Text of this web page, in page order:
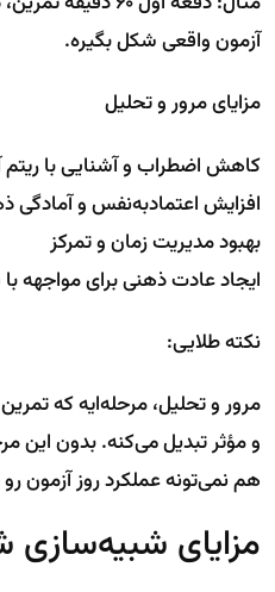
آزمون واقعی شکل بگیره.
مزایای مرور و تحلیل
کاهش اضطراب و آشنایی با ریتم
افزایش اعتمادبه‌نفس و آمادگی
بهبود مدیریت زمان و تمرکز
ایجاد عادت ذهنی برای مواجهه
نکته طلایی:
مرور و تحلیل، مرحله‌ایه که
و مؤثر تبدیل می‌کنه. بدون این
هم نمی‌تونه عملکرد روز آزمون
مزایای شبیه‌سازی